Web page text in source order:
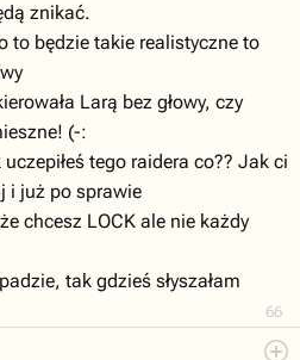
66
znikać.
to będzie takie realistyczne to
Larą bez głowy, czy
(-:
tego raidera co?? Jak ci
i już po sprawie
chcesz LOCK ale nie każdy
tak gdzieś słyszałam